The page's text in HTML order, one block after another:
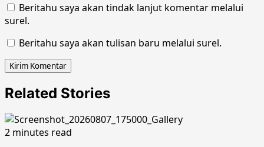
Beritahu saya akan tindak lanjut komentar melalui
surel.
Beritahu saya akan tulisan baru melalui surel.
Related Stories
2 minutes read